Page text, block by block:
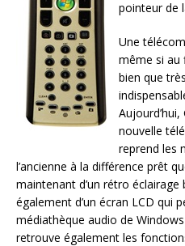
pointeur de
Une
même si au
bien que
nouvelle
reprend les
l’ancienne à la différence prêt
maintenant d’un rétro
également d’un écran LCD qui
médiathèque audio de
retrouve également les